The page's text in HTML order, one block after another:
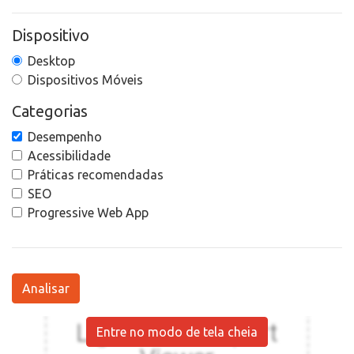
Dispositivo
Desktop
Dispositivos Móveis
Categorias
Desempenho
Acessibilidade
Práticas recomendadas
SEO
Progressive Web App
Analisar
Entre no modo de tela cheia